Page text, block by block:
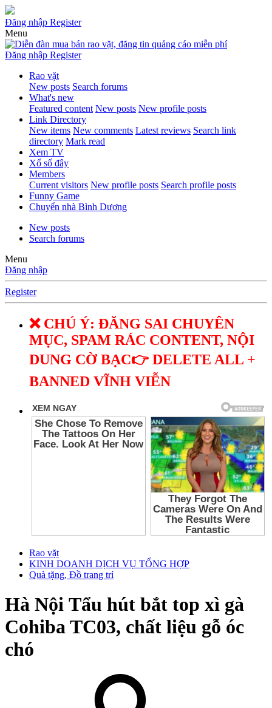
Đăng nhập Register
Menu
Đăng nhập Register
Rao vặt
New posts Search forums
What's new
Featured content New posts New profile posts
Link Directory
New items New comments Latest reviews Search link
directory Mark read
Xem TV
Xổ số đây
Members
Current visitors New profile posts Search profile posts
Funny Game
Chuyển nhà Bình Dương
New posts
Search forums
Menu
Đăng nhập
Register
❌ CHÚ Ý: ĐĂNG SAI CHUYÊN
MỤC, SPAM RÁC CONTENT, NỘI
DUNG CỜ BẠC👉 DELETE ALL +
BANNED VĨNH VIỄN
Rao vặt
KINH DOANH DỊCH VỤ TỔNG HỢP
Quà tặng, Đồ trang trí
Hà Nội Tẩu hút bắt top xì gà
Cohiba TC03, chất liệu gỗ óc
chó